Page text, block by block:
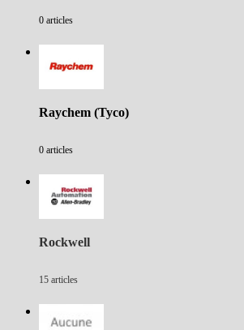
0 articles
Raychem (Tyco)
0 articles
Rockwell
15 articles